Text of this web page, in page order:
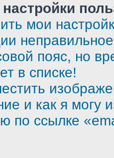
мои
пояс, но
в списке!
и как я могу
по ссылке